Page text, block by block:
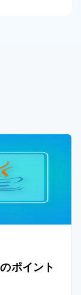
ポイント